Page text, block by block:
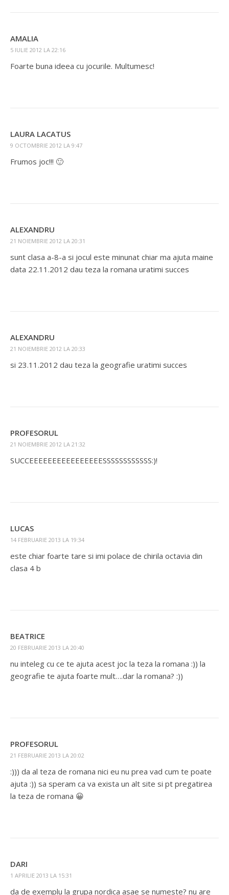
AMALIA
5 IULIE 2012 LA 22:16
Foarte buna ideea cu jocurile. Multumesc!
LAURA LACATUS
9 OCTOMBRIE 2012 LA 9:47
Frumos joc!!! 🙂
ALEXANDRU
21 NOIEMBRIE 2012 LA 20:31
sunt clasa a-8-a si jocul este minunat chiar ma ajuta maine
data 22.11.2012 dau teza la romana uratimi succes
ALEXANDRU
21 NOIEMBRIE 2012 LA 20:33
si 23.11.2012 dau teza la geografie uratimi succes
PROFESORUL
21 NOIEMBRIE 2012 LA 21:32
SUCCEEEEEEEEEEEEEEEESSSSSSSSSSSS:)!
LUCAS
14 FEBRUARIE 2013 LA 19:34
este chiar foarte tare si imi polace de chirila octavia din
clasa 4 b
BEATRICE
20 FEBRUARIE 2013 LA 20:40
nu inteleg cu ce te ajuta acest joc la teza la romana :)) la
geografie te ajuta foarte mult….dar la romana? :))
PROFESORUL
21 FEBRUARIE 2013 LA 20:02
:))) da al teza de romana nici eu nu prea vad cum te poate
ajuta :)) sa speram ca va exista un alt site si pt pregatirea
la teza de romana 😀
DARI
1 APRILIE 2013 LA 15:31
da de exemplu la grupa nordica asae se numeste? nu are